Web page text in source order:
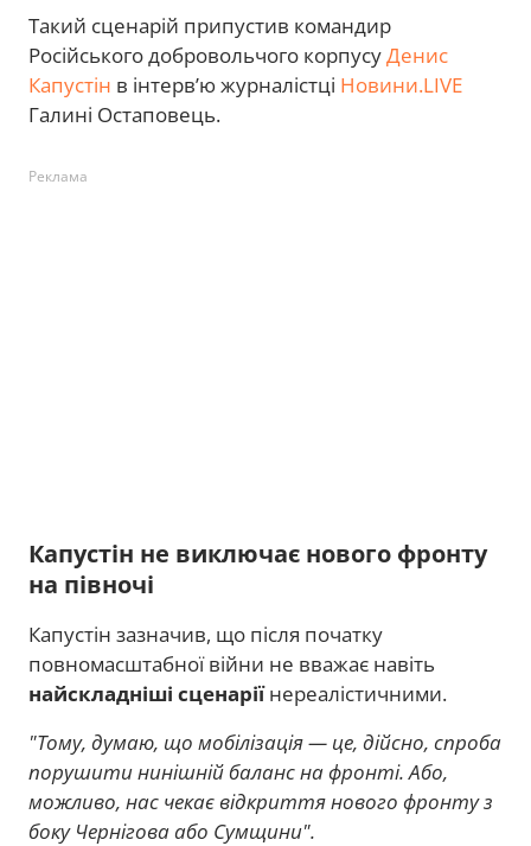
Такий сценарій припустив командир
Російського добровольчого корпусуДенис
Капустін в інтерв’ю журналістці Новини.LIVE
Галині Остаповець.
Реклама
Капустін не виключає нового фронту
на півночі
Капустін зазначив, що після початку
повномасштабної війни не вважає навіть
найскладніші сценаріїнереалістичними.
"Тому, думаю, що мобілізація — це, дійсно, спроба
порушити нинішній баланс на фронті. Або,
можливо, нас чекає відкриття нового фронту з
боку Чернігова або Сумщини".